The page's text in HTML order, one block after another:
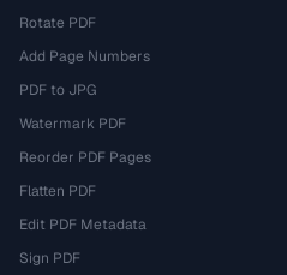
Rotate PDF
Add Page Numbers
PDF to JPG
Watermark PDF
Reorder PDF Pages
Flatten PDF
Edit PDF Metadata
Sign PDF